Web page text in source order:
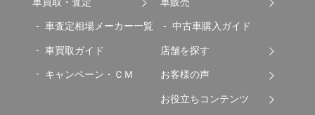
車査定相場メーカー一覧
車買取ガイド
キャンペーン・ＣＭ
中古車購入ガイド
店舗を探す
お客様の声
お役立ちコンテンツ